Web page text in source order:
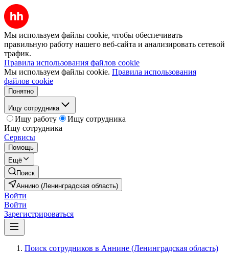
Мы используем файлы cookie, чтобы обеспечивать
правильную работу нашего веб-сайта и анализировать сетевой
трафик.
Правила использования файлов cookie
Мы используем файлы cookie. Правила использования
файлов cookie
Понятно
Ищу сотрудника
Ищу работу
Ищу сотрудника
Ищу сотрудника
Сервисы
Помощь
Ещё
Поиск
Аннино (Ленинградская область)
Войти
Войти
Зарегистрироваться
Поиск сотрудников в Аннине (Ленинградская область)